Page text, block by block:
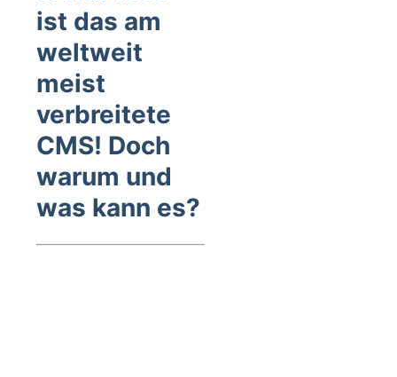
ist das am
weltweit
meist
verbreitete
CMS! Doch
warum und
was kann es?